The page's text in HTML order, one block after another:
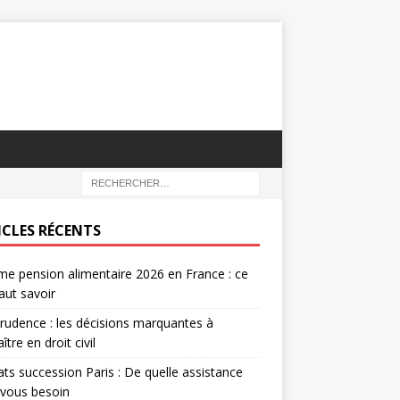
RÉCENTS
pension alimentaire 2026 en France : ce
savoir
: les décisions marquantes à
en droit civil
succession Paris : De quelle assistance
besoin